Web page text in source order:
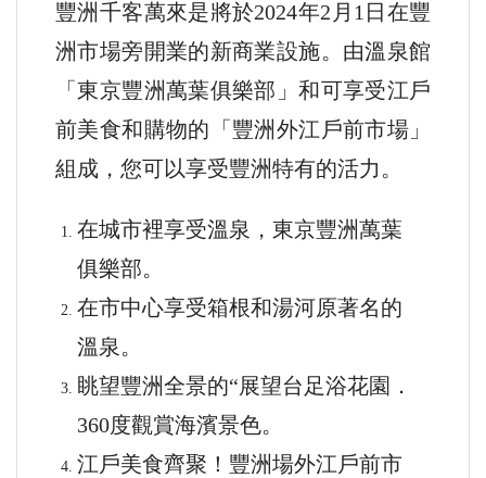
豐洲千客萬來是將於2024年2月1日在豐
洲市場旁開業的新商業設施。由溫泉館
「東京豐洲萬葉俱樂部」和可享受江戶
前美食和購物的「豐洲外江戶前市場」
組成，您可以享受豐洲特有的活力。
在城市裡享受溫泉，東京豐洲萬葉
俱樂部。
在市中心享受箱根和湯河原著名的
溫泉。
眺望豐洲全景的“展望台足浴花園．
360度觀賞海濱景色。
江戶美食齊聚！豐洲場外江戶前市